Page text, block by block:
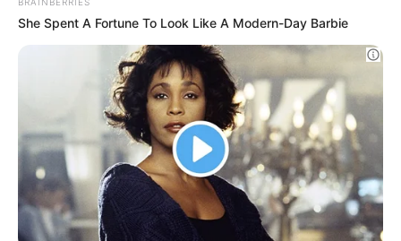
Meet The 6 Legendary Child Actors Who
Became Real Life Criminals
BRAINBERRIES